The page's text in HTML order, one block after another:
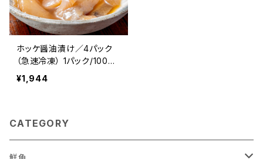
ホッケ醤油漬け／4パック
（急速冷凍） 1パック/100ｇ
前後 北海道産 寿都産 真ホ
ッケ 真空パック ほっけ ホッ
つまみ お酒 肴
¥1,944
CATEGORY